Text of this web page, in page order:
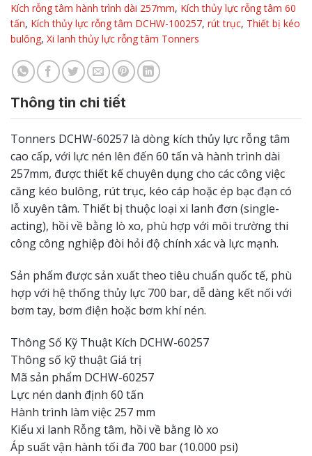
Kích rỗng tâm hành trình dài 257mm, Kích thủy lực rỗng tâm 60
tấn, Kích thủy lực rỗng tâm DCHW-100257, rút trục, Thiết bị kéo
bulông, Xi lanh thủy lực rỗng tâm Tonners
Thông tin chi tiết
Tonners DCHW-60257 là dòng kích thủy lực rỗng tâm
cao cấp, với lực nén lên đến 60 tấn và hành trình dài
257mm, được thiết kế chuyên dụng cho các công việc
căng kéo bulông, rút trục, kéo cáp hoặc ép bạc đạn có
lỗ xuyên tâm. Thiết bị thuộc loại xi lanh đơn (single-
acting), hồi về bằng lò xo, phù hợp với môi trường thi
công công nghiệp đòi hỏi độ chính xác và lực mạnh.
Sản phẩm được sản xuất theo tiêu chuẩn quốc tế, phù
hợp với hệ thống thủy lực 700 bar, dễ dàng kết nối với
bơm tay, bơm điện hoặc bơm khí nén.
Thông Số Kỹ Thuật Kích DCHW-60257
Thông số kỹ thuật Giá trị
Mã sản phẩm DCHW-60257
Lực nén danh định 60 tấn
Hành trình làm việc 257 mm
Kiểu xi lanh Rỗng tâm, hồi về bằng lò xo
Áp suất vận hành tối đa 700 bar (10.000 psi)